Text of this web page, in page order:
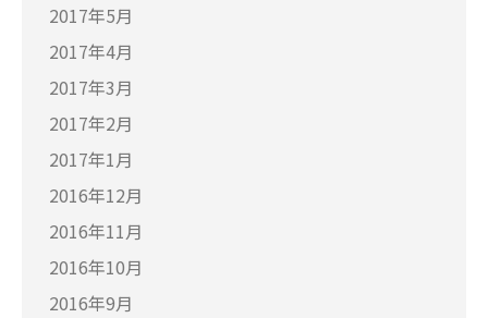
2017年5月
2017年4月
2017年3月
2017年2月
2017年1月
2016年12月
2016年11月
2016年10月
2016年9月